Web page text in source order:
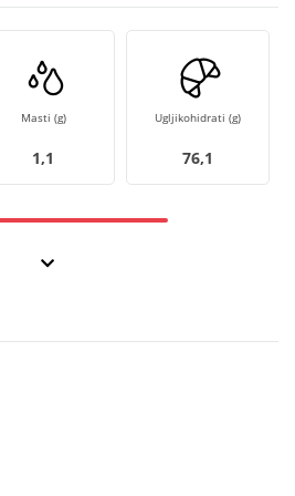
Masti (g)
1,1
Ugljikohidrati (g)
76,1